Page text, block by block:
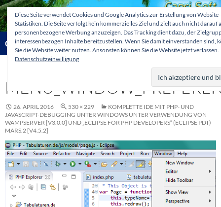
Zum
Inhalt
springen
Capri-Soft Knowledge database
Suchen
MENÜ
26. APRIL 2016 530 × 229
KOMPLETTE IDE MIT PHP- UND
JAVASCRIPT-DEBUGGING UNTER WINDOWS UNTER VERWENDUNG VON
WAMPSERVER [V3.0.0] UND „ECLIPSE FOR PHP DEVELOPERS“ (ECLIPSE PDT)
MARS.2 [V4.5.2]
Diese Seite verwendet Cookies und Google Analytics zur Erstellung von Website-
Statistiken. Die Seite verfolgt kein kommerzielles Ziel und zielt auch nicht darauf
personenbezogene Werbung anzuzeigen. Das Tracking dient dazu, der
interessenbezogen Inhalte bereitzustellen. Wenn Sie damit einverstanden sind,
Sie die Website weiter nutzen. Ansonsten können Sie die Website jetzt verlassen.
Datenschutzeinwilligung